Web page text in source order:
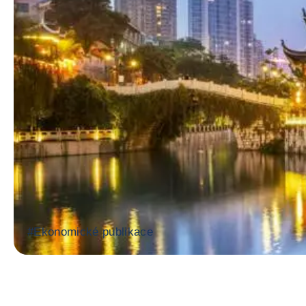
#Ekonomické publikace